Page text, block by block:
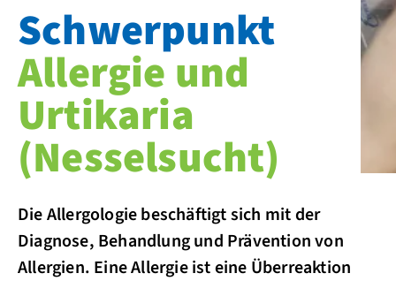
Schwerpunkt
Allergie und
Urtikaria
(Nesselsucht)
Die Allergologie beschäftigt sich mit der
Diagnose, Behandlung und Prävention von
Allergien. Eine Allergie ist eine Überreaktion